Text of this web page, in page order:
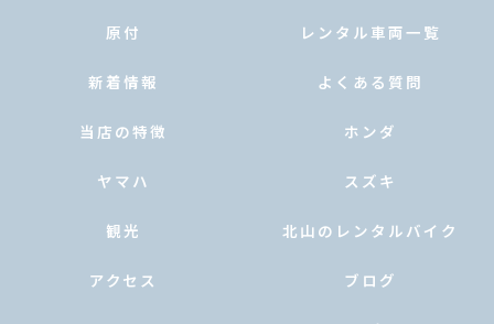
原付 レンタル車両一覧
新着情報 よくある質問
当店の特徴 ホンダ
ヤマハ スズキ
観光 北山のレンタルバイク
アクセス ブログ